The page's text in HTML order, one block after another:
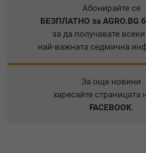
Абонирайте се
БЕЗПЛАТНО за AGRO.BG
за да получавате
най-важната седмична
За още новини
харесайте страницата
FACEBOOK.